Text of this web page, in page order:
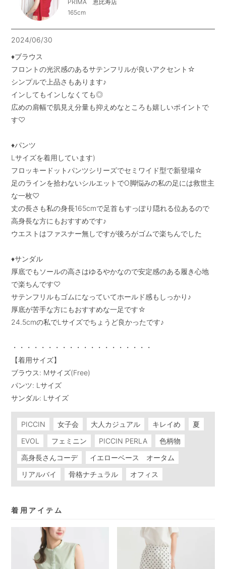
PRIMA 恵比寿店
165cm
2024/06/30
♦︎ブラウス
フロントの光沢感のあるサテンフリルが良いアクセント☆
シンプルで上品さもあります♪
インしてもインしなくても◎
広めの肩幅で肌見え分量も抑えめなところも嬉しいポイントで
す♡
♦︎パンツ
Lサイズを着用しています)
フロッキードットパンツシリーズでセミワイド型で新登場☆
足のラインを拾わないシルエットでO脚悩みの私の足には救世主
な一枚♡
丈の長さも私の身長165cmで足首もすっぽり隠れる位あるので
高身長な方にもおすすめです♪
ウエストはファスナー無しですが後ろがゴムで楽ちんでした
♦︎サンダル
厚底でもソールの高さはゆるやかなので安定感のある履き心地
で楽ちんです♡
サテンフリルもゴムになっていてホールド感もしっかり♪
厚底が苦手な方にもおすすめな一足です☆
24.5cmの私でLサイズでちょうど良かったです♪
・・・・・・・・・・・・・・・・・・・・
【着用サイズ】
ブラウス: Mサイズ(Free)
パンツ: Lサイズ
サンダル: Lサイズ
PICCIN 女子会 大人カジュアル キレイめ
夏
EVOL
フェミニン PICCIN PERLA
色柄物
高身長さんコーデ
イエローベース オータム
リアルバイ
骨格ナチュラル オフィス
着用アイテム